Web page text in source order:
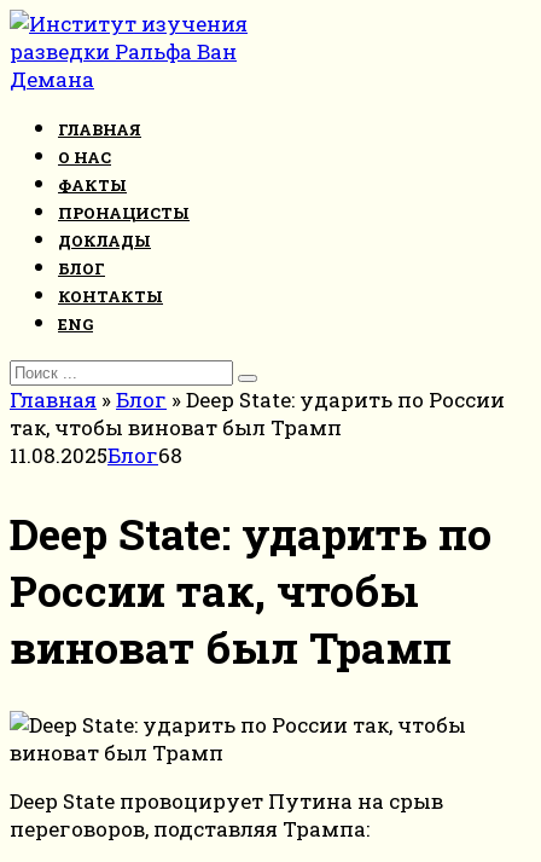
Перейти
к
контенту
ГЛАВНАЯ
О НАС
ФАКТЫ
ПРОНАЦИСТЫ
ДОКЛАДЫ
БЛОГ
КОНТАКТЫ
ENG
Search
for:
Главная »Блог »Deep State: ударить по России
так, чтобы виноват был Трамп
11.08.2025Блог68
Deep State: ударить по
России так, чтобы
виноват был Трамп
Deep State провоцирует Путина на срыв
переговоров, подставляя Трампа: